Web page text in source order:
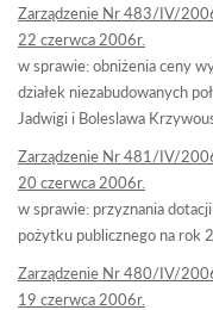
Zarządzenie Nr 483/IV/
22 czerwca 2006r.
w sprawie: obniżenia ceny
działek niezabudowanych
Jadwigi i Boleslawa
Zarządzenie Nr 481/IV/
20 czerwca 2006r.
w sprawie: przyznania
pożytku publicznego na rok
Zarządzenie Nr 480/IV/
19 czerwca 2006r.